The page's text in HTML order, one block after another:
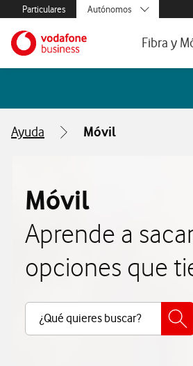
Menús secundarios. Enlace a
Particulares
Menus de segmentación
Autónomos
y AA.PP.
Ir a la pagina principal de vodafone.es
Fibra y
Configura
Ayuda Móvil
Móvil
Aprende a
opciones que
¿Qué quieres buscar?
Buscar Contenido